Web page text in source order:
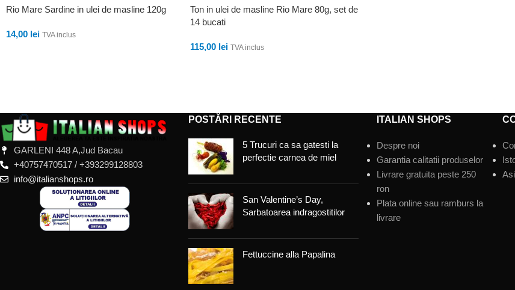
Rio Mare Sardine in ulei de masline 120g
14,00 lei TVA inclus
Ton in ulei de masline Rio Mare 80g, set de
14 bucati
115,00 lei TVA inclus
GARLENI 448 A,Jud Bacau
+40757470517 / +393299128803
info@italianshops.ro
POSTĂRI RECENTE
5 Trucuri ca sa gatesti la
perfectie carnea de miel
San Valentine’s Day,
Sarbatoarea indragostitilor
Fettuccine alla Papalina
ITALIAN SHOPS
Despre noi
Garantia calitatii produselor
Livrare gratuita peste 250
ron
Plata online sau ramburs la
livrare